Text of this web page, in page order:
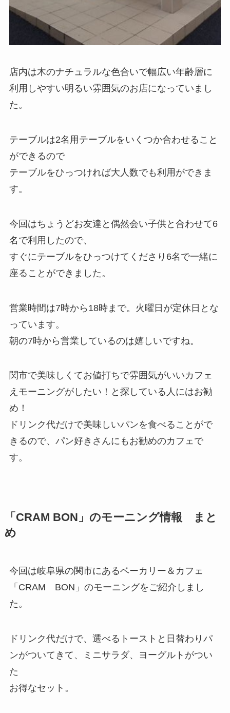
店内は木のナチュラルな色合いで幅広い年齢層に
利用しやすい明るい雰囲気のお店になっていまし
た。
テーブルは2名用テーブルをいくつか合わせること
ができるので
テーブルをひっつければ大人数でも利用ができま
す。
今回はちょうどお友達と偶然会い子供と合わせて6
名で利用したので、
すぐにテーブルをひっつけてくださり6名で一緒に
座ることができました。
営業時間は7時から18時まで。火曜日が定休日とな
っています。
朝の7時から営業しているのは嬉しいですね。
関市で美味しくてお値打ちで雰囲気がいいカフェ
えモーニングがしたい！と探している人にはお勧
め！
ドリンク代だけで美味しいパンを食べることがで
きるので、パン好きさんにもお勧めのカフェで
す。
「CRAM BON」のモーニング情報 まと
め
今回は岐阜県の関市にあるベーカリー＆カフェ
「CRAM BON」のモーニングをご紹介しまし
た。
ドリンク代だけで、選べるトーストと日替わりパ
ンがついてきて、ミニサラダ、ヨーグルトがつい
た
お得なセット。